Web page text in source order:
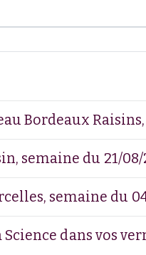
Bordeaux
semaine du 21/08/
semaine du
dans vos